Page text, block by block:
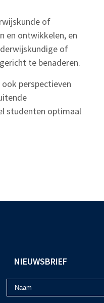
of
en ontwikkelen, en
of
te benaderen.
perspectieven
studenten optimaal
NIEUWSBRIEF